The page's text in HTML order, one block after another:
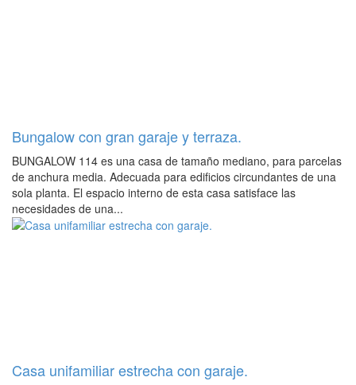
Bungalow con gran garaje y terraza.
BUNGALOW 114 es una casa de tamaño mediano, para parcelas
de anchura media. Adecuada para edificios circundantes de una
sola planta. El espacio interno de esta casa satisface las
necesidades de una...
Casa unifamiliar estrecha con garaje.